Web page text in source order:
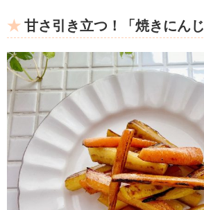
甘さ引き立つ！「焼きにんじ